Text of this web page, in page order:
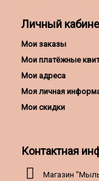
Личный
Мои заказы
Мои платёжные
Мои адреса
Моя личная
Мои скидки
Контактная
Магазин